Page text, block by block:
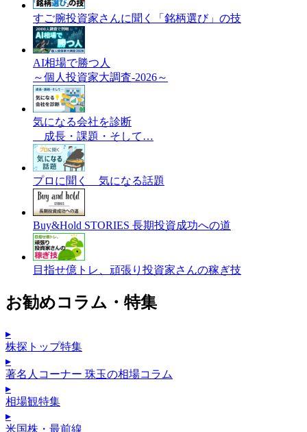
すご腕投資家さんに聞く「銘柄選び」の技
AI相場で勝つ人
～個人投資家大調査-2026～
気になる会社を診断
成長・課題・そして…
プロに聞く 気になる話題
Buy&Hold STORIES 長期投資成功への道
目指せ億トレ、頑張り投資家さんの稼ぎ技
お勧めコラム・特集
▸
株探トップ特集
▸
著名人コーナー 珠玉の相場コラム
▸
相場観特集
▸
米国株・最前線